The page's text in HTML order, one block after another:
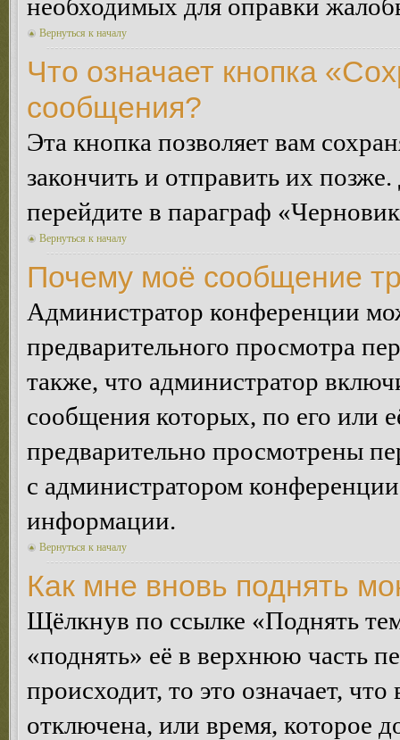
необходимых для оправки
Вернуться к началу
Что означает кнопка
сообщения?
Эта кнопка позволяет вам
закончить и отправить их
перейдите в параграф
Вернуться к началу
Почему моё сообщение
Администратор конференции
предварительного просмотра
также, что администратор
сообщения которых, по его или
предварительно просмотрены
с администратором
информации.
Вернуться к началу
Как мне вновь поднять
Щёлкнув по ссылке «Поднять
«поднять» её в верхнюю часть
происходит, то это означает,
отключена, или время, которое